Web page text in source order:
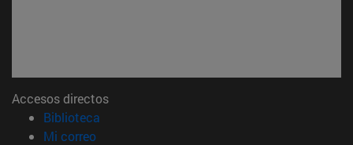
Accesos directos
Biblioteca
Mi correo(abre en nueva ventana)